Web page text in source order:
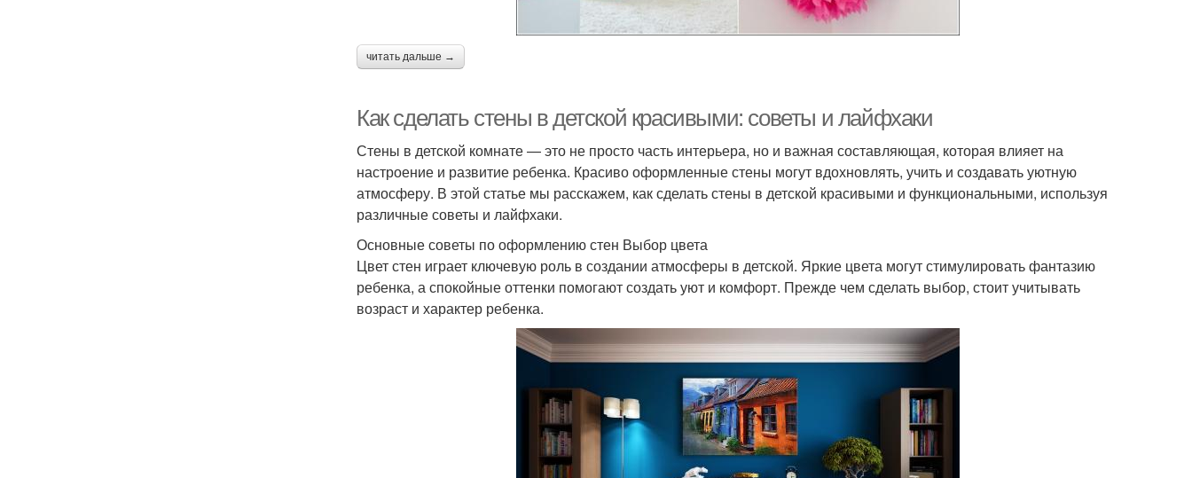
читать дальше →
Как сделать стены в детской красивыми: советы и лайфхаки
Стены в детской комнате — это не просто часть интерьера, но и важная составляющая, которая влияет на
настроение и развитие ребенка. Красиво оформленные стены могут вдохновлять, учить и создавать уютную
атмосферу. В этой статье мы расскажем, как сделать стены в детской красивыми и функциональными, используя
различные советы и лайфхаки.
Основные советы по оформлению стен Выбор цвета
Цвет стен играет ключевую роль в создании атмосферы в детской. Яркие цвета могут стимулировать фантазию
ребенка, а спокойные оттенки помогают создать уют и комфорт. Прежде чем сделать выбор, стоит учитывать
возраст и характер ребенка.